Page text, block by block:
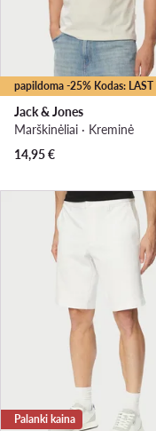
papildoma -25% Kodas: LAST
Jack & Jones
Marškinėliai · Kreminė
14,95€
Palanki kaina